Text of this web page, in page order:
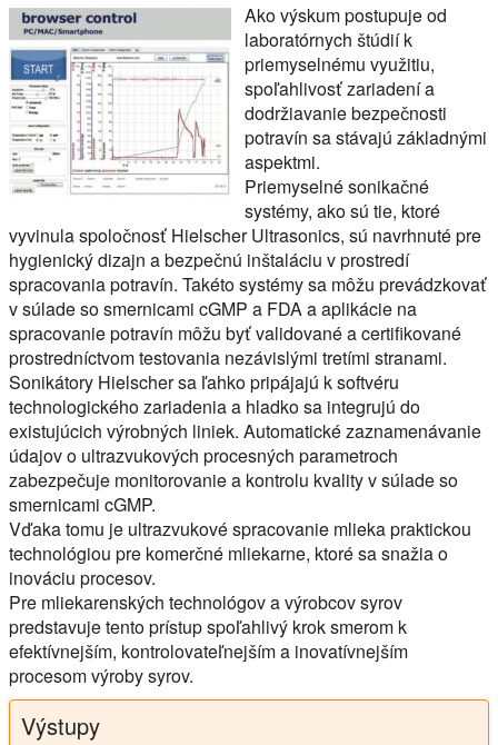
Ako výskum postupuje od
laboratórnych štúdií k
priemyselnému využitiu,
spoľahlivosť zariadení a
dodržiavanie bezpečnosti
potravín sa stávajú základnými
aspektmi.
Priemyselné sonikačné
systémy, ako sú tie, ktoré
vyvinula spoločnosť Hielscher Ultrasonics, sú navrhnuté pre
hygienický dizajn a bezpečnú inštaláciu v prostredí
spracovania potravín. Takéto systémy sa môžu prevádzkovať
v súlade so smernicami cGMP a FDA a aplikácie na
spracovanie potravín môžu byť validované a certifikované
prostredníctvom testovania nezávislými tretími stranami.
Sonikátory Hielscher sa ľahko pripájajú k softvéru
technologického zariadenia a hladko sa integrujú do
existujúcich výrobných liniek. Automatické zaznamenávanie
údajov o ultrazvukových procesných parametroch
zabezpečuje monitorovanie a kontrolu kvality v súlade so
smernicami cGMP.
Vďaka tomu je ultrazvukové spracovanie mlieka praktickou
technológiou pre komerčné mliekarne, ktoré sa snažia o
inováciu procesov.
Pre mliekarenských technológov a výrobcov syrov
predstavuje tento prístup spoľahlivý krok smerom k
efektívnejším, kontrolovateľnejším a inovatívnejším
procesom výroby syrov.
Výstupy